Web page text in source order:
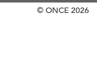
© ONCE 2026